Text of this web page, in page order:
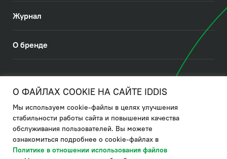
Журнал
О бренде
Политика в отношении использования файлов cookies
Политика обработки ПДн
Политика в области управления цепочкой поставки
О ФАЙЛАХ COOKIE НА САЙТЕ IDDIS
Мы используем cookie-файлы в целях улучшения
стабильности работы сайта и повышения качества
обслуживания пользователей. Вы можете
ознакомиться подробнее о cookie-файлах в
Политике в отношении использования файлов